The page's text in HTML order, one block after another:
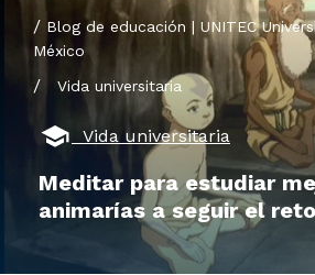
Blog de educación | UNITEC
México
/ Vida universitaria
Vida universitaria
Meditar para estudiar
animarías a seguir el